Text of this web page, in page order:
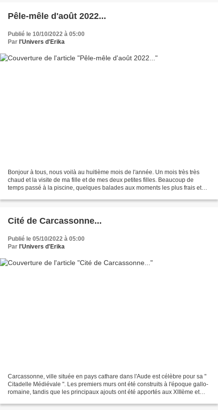
Pêle-mêle d'août 2022...
Publié le 10/10/2022 à 05:00
Par l'Univers d'Erika
Bonjour à tous, nous voilà au huitième mois de l'année. Un mois très très
chaud et la visite de ma fille et de mes deux petites filles. Beaucoup de
temps passé à la piscine, quelques balades aux moments les plus frais et
Cité de Carcassonne...
Publié le 05/10/2022 à 05:00
Par l'Univers d'Erika
Carcassonne, ville située en pays cathare dans l'Aude est célèbre pour sa "
Citadelle Médiévale ". Les premiers murs ont été construits à l'époque gallo-
romaine, tandis que les principaux ajouts ont été apportés aux XIIIème et